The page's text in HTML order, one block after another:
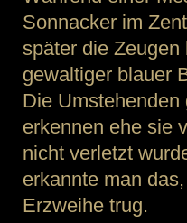
Sonnacker im
später die
gewaltiger blauer
Die
erkennen ehe sie
nicht verletzt
erkannte man
Erzweihe trug.